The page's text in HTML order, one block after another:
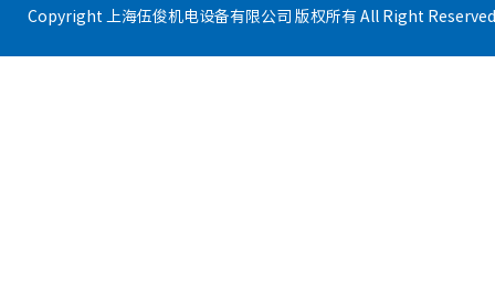
Copyright 上海伍俊机电设备有限公司 版权所有 All Right